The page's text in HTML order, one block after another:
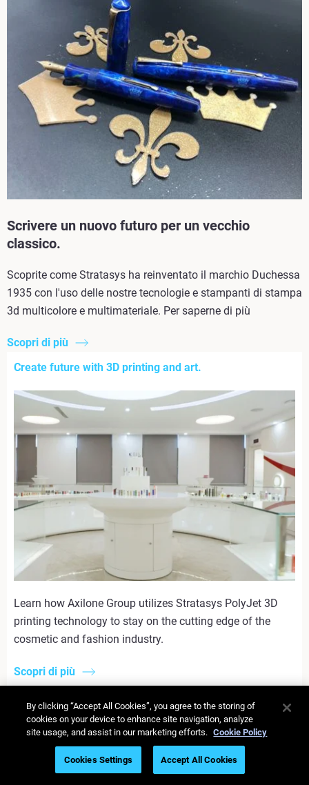
Scrivere un nuovo futuro per un vecchio
classico.
Scoprite come Stratasys ha reinventato il marchio Duchessa
1935 con l'uso delle nostre tecnologie e stampanti di stampa
3d multicolore e multimateriale. Per saperne di più
Scopri di più
Create future with 3D printing and art.
Learn how Axilone Group utilizes Stratasys PolyJet 3D
printing technology to stay on the cutting edge of the
cosmetic and fashion industry.
Scopri di più
BiologIC Technologies utilizza la stampa 3D per la
biologia on-demand
Scrivere un nuovo futuro per un vecchio classico.
By clicking “Accept All Cookies”, you agree to the storing of
cookies on your device to enhance site navigation, analyze
site usage, and assist in our marketing efforts. Cookie Policy
Cookies Settings Accept All Cookies